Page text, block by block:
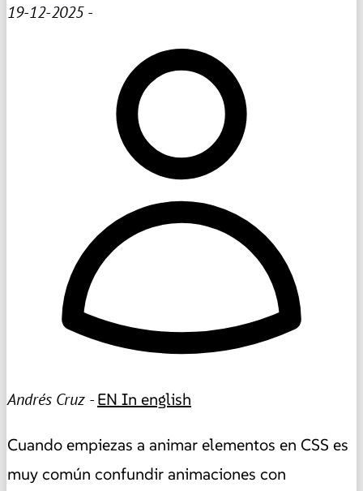
19-12-2025-
Andrés Cruz -EN In english
Cuando empiezas a animar elementos en CSS es
muy común confundir animaciones con